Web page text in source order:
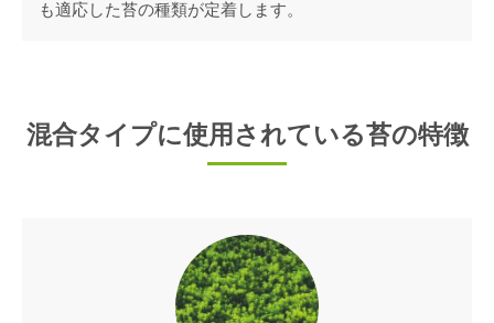
も適応した苔の種類が定着します。
混合タイプに使用されている苔の特徴